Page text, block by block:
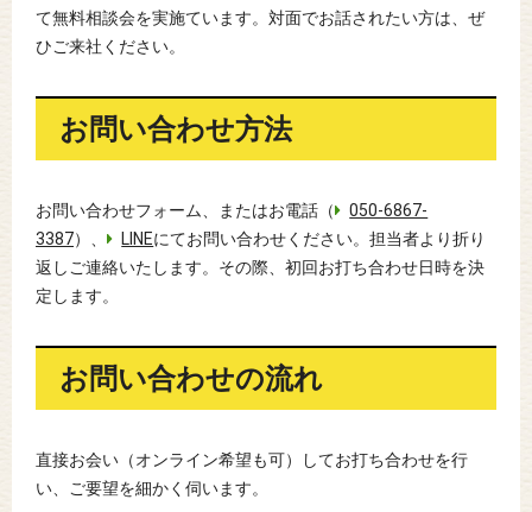
て無料相談会を実施ています。対面でお話されたい方は、ぜ
ひご来社ください。
お問い合わせ方法
お問い合わせフォーム、またはお電話（
050-6867-
3387）、 LINEにてお問い合わせください。担当者より折り
返しご連絡いたします。その際、初回お打ち合わせ日時を決
定します。
お問い合わせの流れ
直接お会い（オンライン希望も可）してお打ち合わせを行
い、ご要望を細かく伺います。